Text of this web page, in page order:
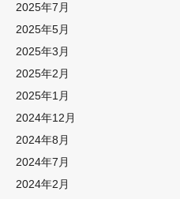
2025年7月
2025年5月
2025年3月
2025年2月
2025年1月
2024年12月
2024年8月
2024年7月
2024年2月